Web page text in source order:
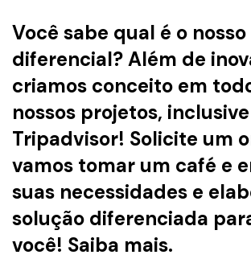
Você sabe qual é o
diferencial? Além de
criamos conceito em
nossos projetos,
Tripadvisor! Solicite um
vamos tomar um café e
suas necessidades e
solução diferenciada
você! Saiba mais.